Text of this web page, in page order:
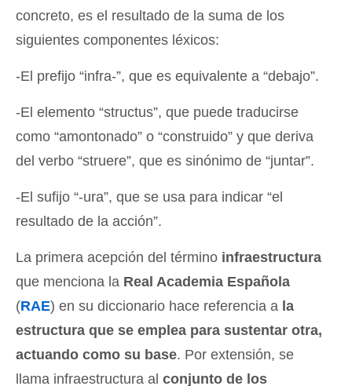
concreto, es el resultado de la suma de los
siguientes componentes léxicos:
-El prefijo “infra-”, que es equivalente a “debajo”.
-El elemento “structus”, que puede traducirse
como “amontonado” o “construido” y que deriva
del verbo “struere”, que es sinónimo de “juntar”.
-El sufijo “-ura”, que se usa para indicar “el
resultado de la acción”.
La primera acepción del término infraestructura
que menciona la Real Academia Española
(RAE) en su diccionario hace referencia a la
estructura que se emplea para sustentar otra,
actuando como su base. Por extensión, se
llama infraestructura al conjunto de los